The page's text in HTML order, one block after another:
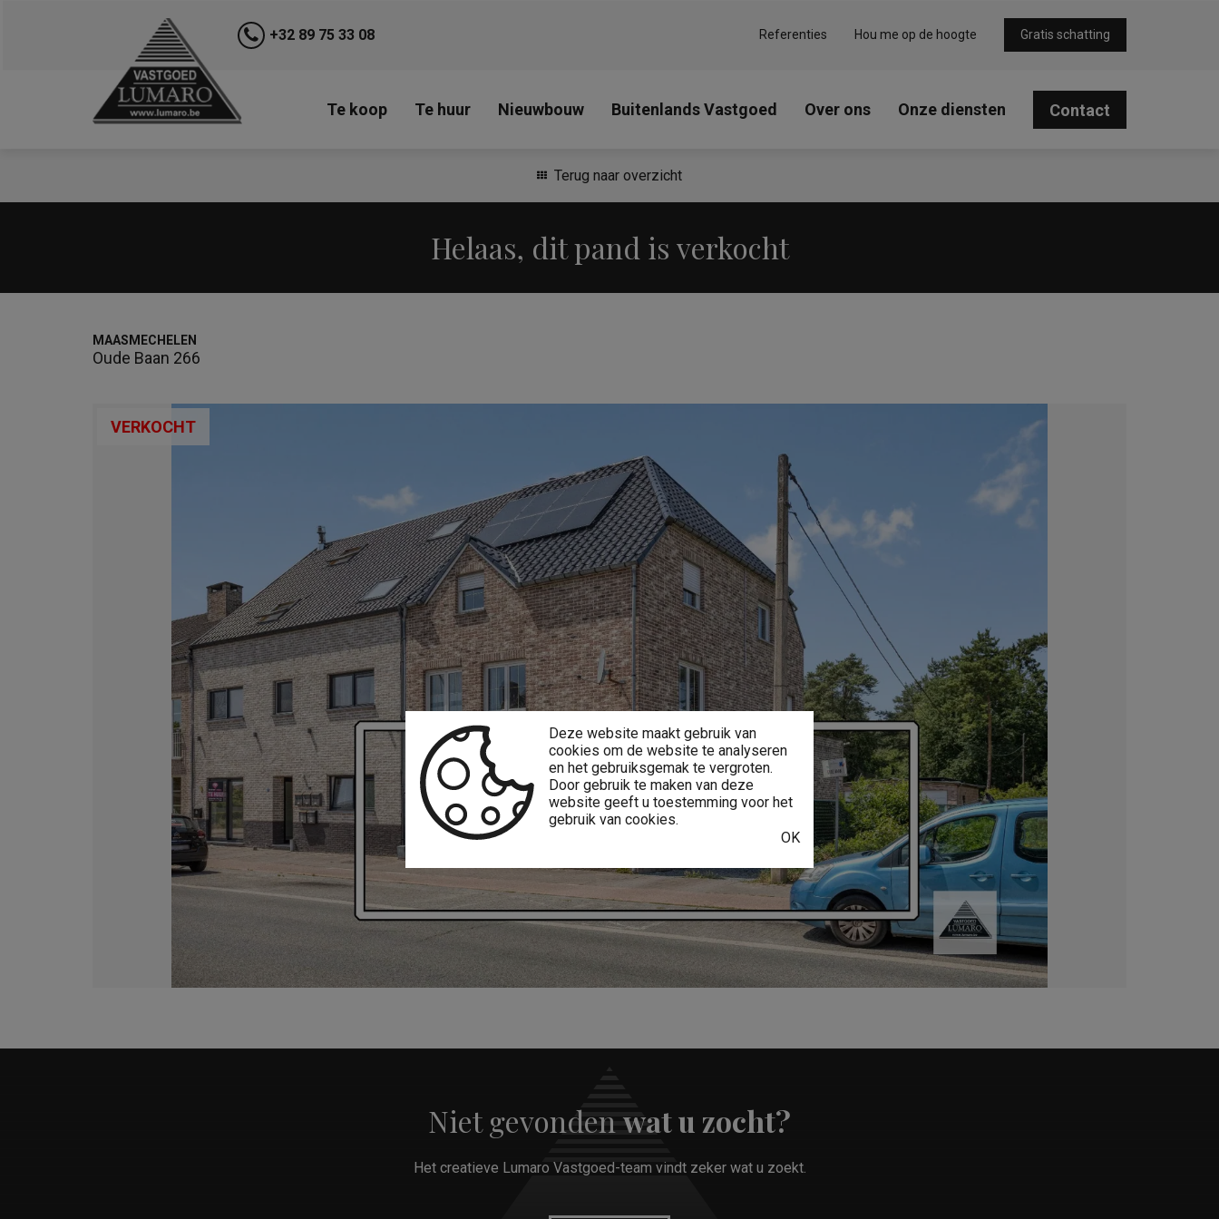
+32 89 75 33 08 Referenties Hou me op de hoogte Gratis schatting
Te koop Te huur Nieuwbouw Buitenlands Vastgoed Over ons Onze diensten Contact
Terug naar overzicht
Helaas, dit pand is verkocht
MAASMECHELEN
Oude Baan 266
VERKOCHT
Niet gevonden wat u zocht?
Het creatieve Lumaro Vastgoed-team vindt zeker wat u zoekt.
Deze website maakt gebruik van
cookies om de website te analyseren
en het gebruiksgemak te vergroten.
Door gebruik te maken van deze
website geeft u toestemming voor het
gebruik van cookies.
OK